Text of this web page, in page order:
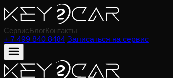
СервисБлогКонтакты
+ 7 499 840 8484 Записаться на сервис